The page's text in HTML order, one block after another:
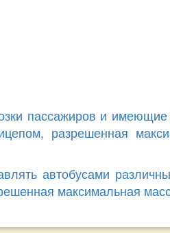
пассажиров и
разрешенная
автобусами
максимальная